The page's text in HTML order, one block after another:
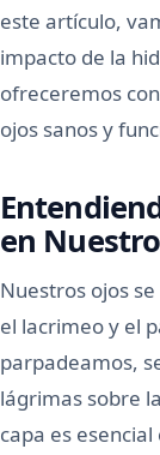
este artículo,
impacto de la
ofreceremos
ojos sanos y
en
Nuestros ojos
el lacrimeo y el
parpadeamos,
lágrimas sobre
capa es